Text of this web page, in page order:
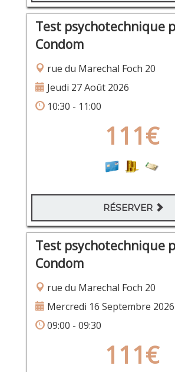
Test psychotechnique
Condom
rue du Marechal Foch 20
Jeudi 27 Août 2026
10:30 - 11:00
111€
RÉSERVER
Test psychotechnique
Condom
rue du Marechal Foch 20
Mercredi 16 Septembre 2026
09:00 - 09:30
111€